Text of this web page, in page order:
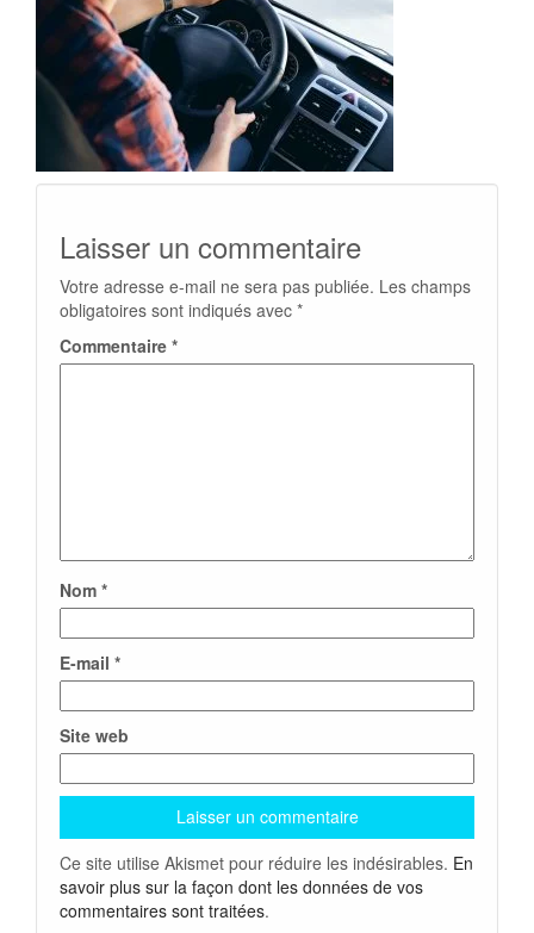
Laisser un commentaire
Votre adresse e-mail ne sera pas publiée. Les champs
obligatoires sont indiqués avec *
Commentaire *
Nom *
E-mail *
Site web
Ce site utilise Akismet pour réduire les indésirables. En
savoir plus sur la façon dont les données de vos
commentaires sont traitées.